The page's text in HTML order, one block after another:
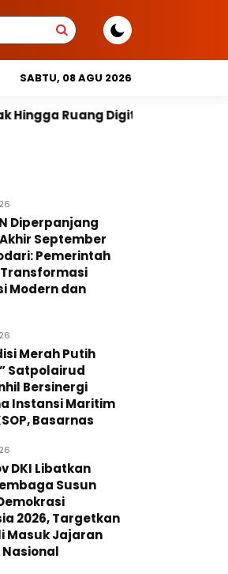
SABTU, 08 AGU 2026
Pemprov DKI Libatkan
Diperpanjang
September
Pemerintah
Modern dan
Merah Putih
Satpolairud
Bersinergi
Instansi Maritim
Basarnas
DKI Libatkan
Susun
2026, Targetkan
Masuk Jajaran